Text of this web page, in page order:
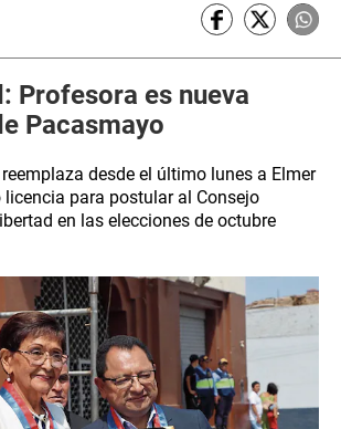
Profesora es nueva
Pacasmayo
desde el último lunes a Elmer
licencia para postular al Consejo
en las elecciones de octubre